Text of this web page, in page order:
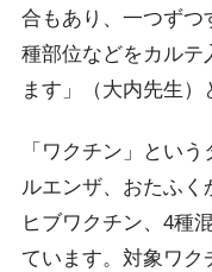
合もあり、一つずつ
種部位などをカルテ
ます」（大内先生）
「ワクチン」とい
ルエンザ、おたふく
ヒブワクチン、4種
ています。対象ワ